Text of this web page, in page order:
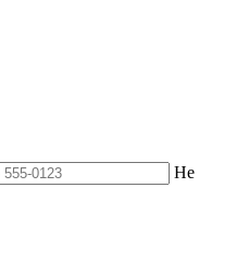
Не